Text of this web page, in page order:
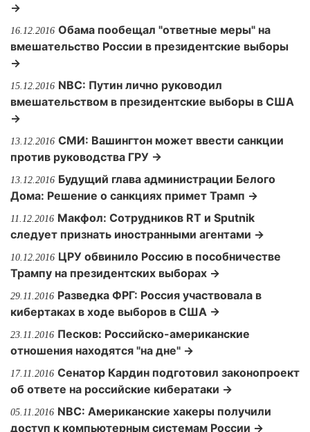
→
16.12.2016 Обама пообещал "ответные меры" на
вмешательство России в президентские выборы
→
15.12.2016 NBC: Путин лично руководил
вмешательством в президентские выборы в США
→
13.12.2016 СМИ: Вашингтон может ввести санкции
против руководства ГРУ →
13.12.2016 Будущий глава администрации Белого
Дома: Решение о санкциях примет Трамп →
11.12.2016 Макфол: Сотрудников RT и Sputnik
следует признать иностранными агентами →
10.12.2016 ЦРУ обвинило Россию в пособничестве
Трампу на президентских выборах →
29.11.2016 Разведка ФРГ: Россия участвовала в
кибертаках в ходе выборов в США →
23.11.2016 Песков: Российско-американские
отношения находятся "на дне" →
17.11.2016 Сенатор Кардин подготовил законопроект
об ответе на российские кибератаки →
05.11.2016 NBC: Американские хакеры получили
доступ к компьютерным системам России →